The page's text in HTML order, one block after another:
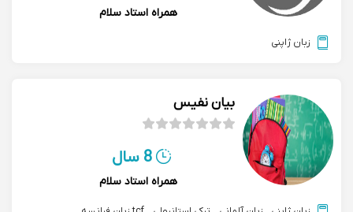
همراه استاد سلام
زبان ژاپنی
بیان نفیس
8 سال
همراه استاد سلام